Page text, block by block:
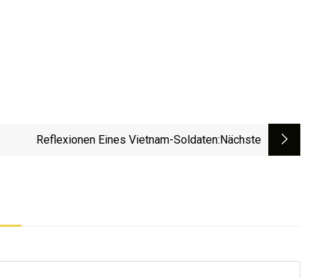
Reflexionen Eines Vietnam-Soldaten:nächste